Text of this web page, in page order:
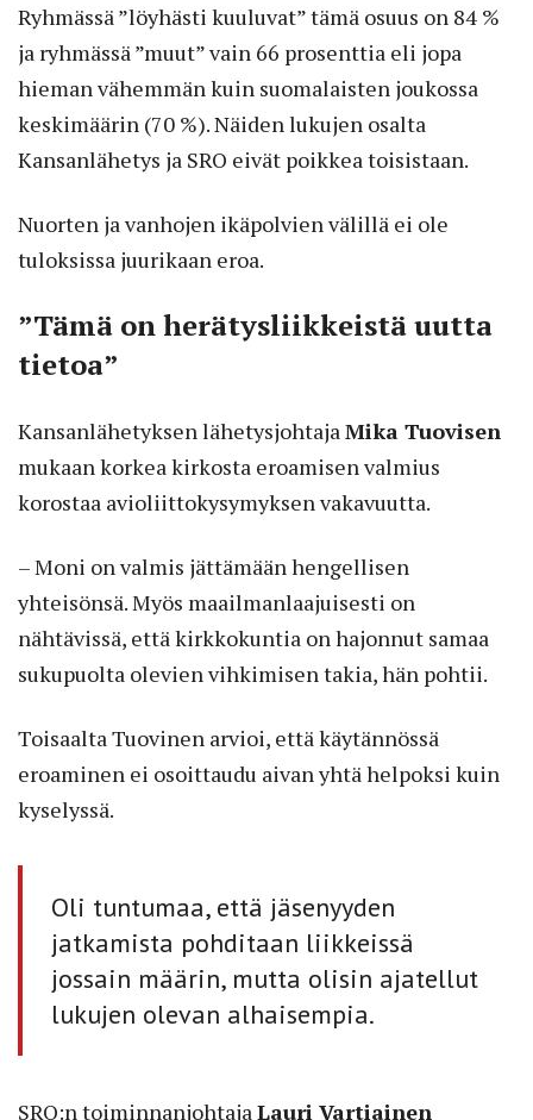
Ryhmässä ”löyhästi kuuluvat” tämä osuus on 84 %
ja ryhmässä ”muut” vain 66 prosenttia eli jopa
hieman vähemmän kuin suomalaisten joukossa
keskimäärin (70 %). Näiden lukujen osalta
Kansanlähetys ja SRO eivät poikkea toisistaan.
Nuorten ja vanhojen ikäpolvien välillä ei ole
tuloksissa juurikaan eroa.
”Tämä on herätysliikkeistä uutta
tietoa”
Kansanlähetyksen lähetysjohtaja Mika Tuovisen
mukaan korkea kirkosta eroamisen valmius
korostaa avioliittokysymyksen vakavuutta.
– Moni on valmis jättämään hengellisen
yhteisönsä. Myös maailmanlaajuisesti on
nähtävissä, että kirkkokuntia on hajonnut samaa
sukupuolta olevien vihkimisen takia, hän pohtii.
Toisaalta Tuovinen arvioi, että käytännössä
eroaminen ei osoittaudu aivan yhtä helpoksi kuin
kyselyssä.
Oli tuntumaa, että jäsenyyden
jatkamista pohditaan liikkeissä
jossain määrin, mutta olisin ajatellut
lukujen olevan alhaisempia.
SRO:n toiminnanjohtaja Lauri Vartiainen